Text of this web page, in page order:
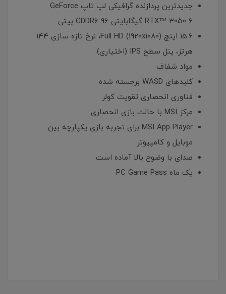
جدیدترین پردازنده گرافیکی لپ تاپ GeForce
RTX™ 3050 6 گیگابایتی GDDR6 96 بیتی
15.6 اینچ Full HD (1920x1080)، نرخ تازه سازی 144
هرتز، پنل سطح IPS (اختیاری)
مواد شفاف
کلیدهای WASD برجسته شده
فناوری انحصاری تقویت کولر
مرکز MSI با حالت بازی انحصاری
MSI App Player برای تجربه بازی یکپارچه بین
موبایل و کامپیوتر
صدای با وضوح بالا آماده است
یک ماه PC Game Pass